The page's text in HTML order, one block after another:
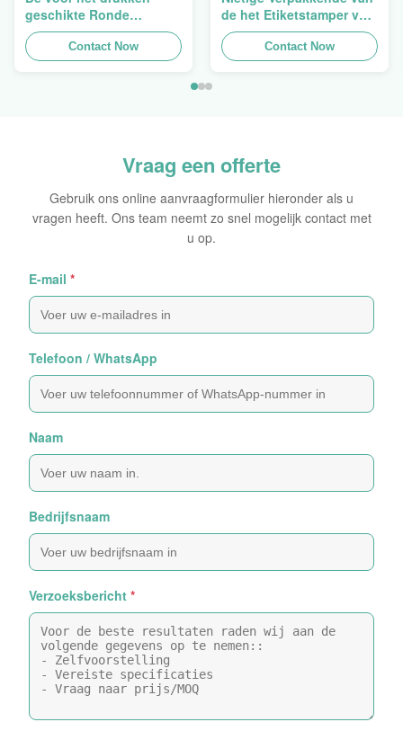
geschikte Ronde
Verpakkende
Holografische
Zelfklevende Bladen van
Contact Now
de het Etiketstamper van
de Hologramveiligheid
Duidelijke het
Hologramsticker Logo
Contact Now
Vraag een offerte
Gebruik ons online aanvraagformulier hieronder als u
vragen heeft. Ons team neemt zo snel mogelijk contact met
u op.
E-mail *
Telefoon / WhatsApp
Naam
Bedrijfsnaam
Verzoeksbericht *